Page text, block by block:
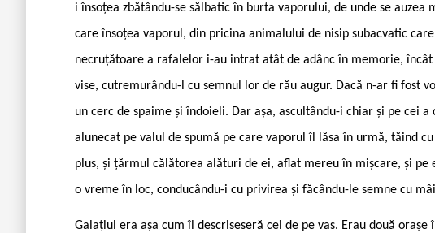
i însoțea zbătându-se sălbatic în burta vaporului, de unde se
care însoțea vaporul, din pricina animalului de nisip subacvatic
necruțătoare a rafalelor i-au intrat atât de adânc în memorie,
vise, cutremurându-l cu semnul lor de rău augur. Dacă n-ar fi fost
un cerc de spaime și îndoieli. Dar așa, ascultându-i chiar și pe cei
alunecat pe valul de spumă pe care vaporul îl lăsa în urmă, tăind
plus, și țărmul călătorea alături de ei, aflat mereu în mișcare, și pe
o vreme în loc, conducându-i cu privirea și făcându-le semne cu
Galațiul era așa cum îl descriseseră cei de pe vas. Erau două